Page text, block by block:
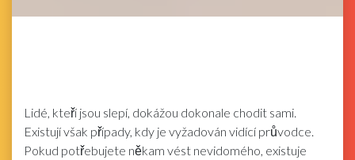
Lidé, kteří jsou slepí, dokážou dokonale chodit sami.
Existují však případy, kdy je vyžadován vidící průvodce.
Pokud potřebujete někam vést nevidomého, existuje